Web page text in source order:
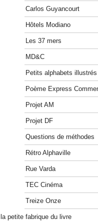
Carlos Guyancourt
Hôtels Modiano
Les 37 mers
MD&C
Petits alphabets illustrés
Poème Express
Projet AM
Projet DF
Questions de méthodes
Rétro Alphaville
Rue Varda
TEC Cinéma
Treize Onze
la petite fabrique du livre